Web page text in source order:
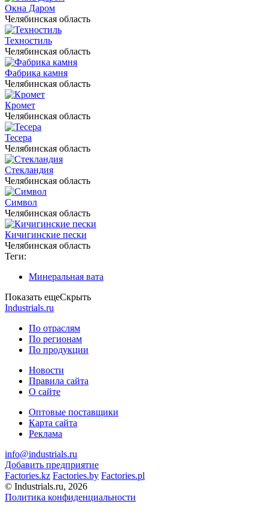
Окна Даром
Челябинская область
Техностиль
Челябинская область
Фабрика камня
Челябинская область
Кромет
Челябинская область
Тесера
Челябинская область
Стекландия
Челябинская область
Символ
Челябинская область
Кичигинские пески
Челябинская область
Теги:
Минеральная вата
Показать ещеСкрыть
Industrials.ru
По отраслям
По регионам
По продукции
Новости
Правила сайта
О сайте
Оптовые поставщики
Карта сайта
Реклама
info@industrials.ru
Добавить предприятие
Factories.kz Factories.by Factories.pl
© Industrials.ru, 2026
Политика конфиденциальности